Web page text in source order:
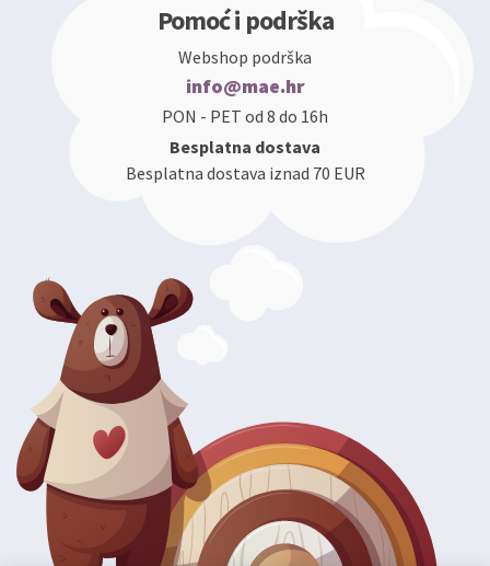
Pomoć i podrška
Webshop podrška
info@mae.hr
PON - PET od 8 do 16h
Besplatna dostava
Besplatna dostava iznad 70 EUR